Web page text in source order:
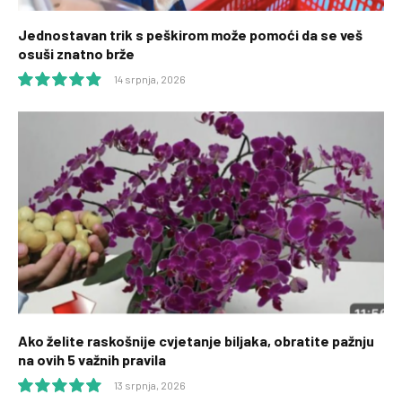
Jednostavan trik s peškirom može pomoći da se veš
osuši znatno brže
9.9
14 srpnja, 2026
Ako želite raskošnije cvjetanje biljaka, obratite pažnju
na ovih 5 važnih pravila
13 srpnja, 2026